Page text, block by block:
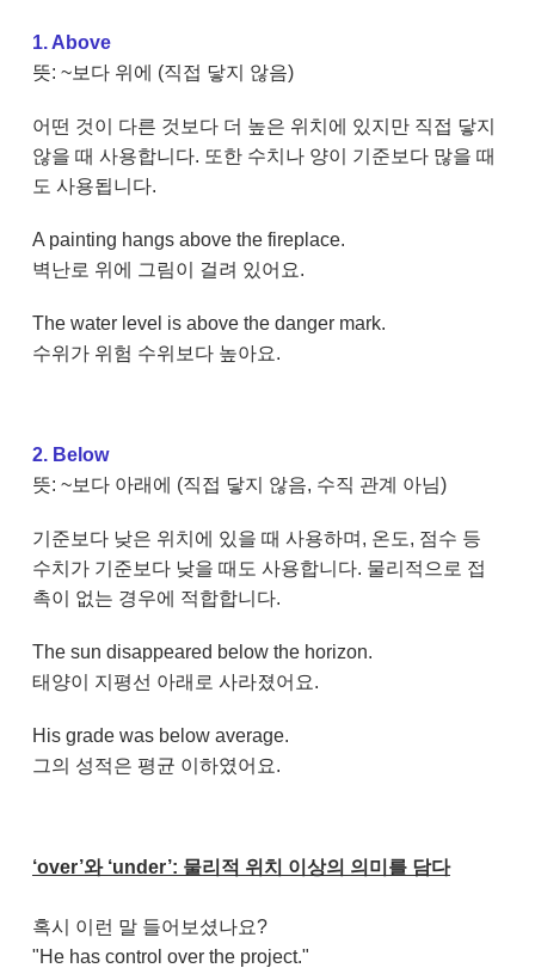
1. Above
뜻: ~보다 위에 (직접 닿지 않음)
어떤 것이 다른 것보다 더 높은 위치에 있지만 직접 닿지
않을 때 사용합니다. 또한 수치나 양이 기준보다 많을 때
도 사용됩니다.
A painting hangs above the fireplace.
벽난로 위에 그림이 걸려 있어요.
The water level is above the danger mark.
수위가 위험 수위보다 높아요.
2. Below
뜻: ~보다 아래에 (직접 닿지 않음, 수직 관계 아님)
기준보다 낮은 위치에 있을 때 사용하며, 온도, 점수 등
수치가 기준보다 낮을 때도 사용합니다. 물리적으로 접
촉이 없는 경우에 적합합니다.
The sun disappeared below the horizon.
태양이 지평선 아래로 사라졌어요.
His grade was below average.
그의 성적은 평균 이하였어요.
‘over’와 ‘under’: 물리적 위치 이상의 의미를 담다
혹시 이런 말 들어보셨나요?
"He has control over the project."